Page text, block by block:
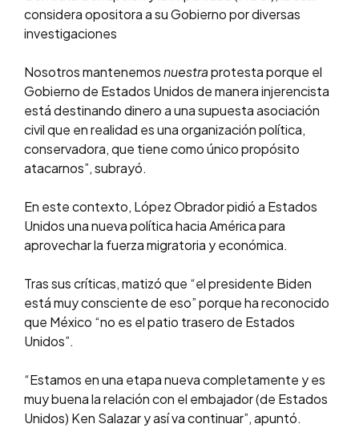
considera opositora a su Gobierno por diversas
investigaciones
Nosotros mantenemosnuestraprotesta porque el
Gobierno de Estados Unidos de manera injerencista
está destinando dinero a una supuesta asociación
civil que en realidad es una organización política,
conservadora, que tiene como único propósito
atacarnos”, subrayó.
En este contexto, López Obrador pidió a Estados
Unidos una nueva política hacia América para
aprovechar la fuerza migratoria y económica.
Tras sus críticas, matizó que “el presidente Biden
está muy consciente de eso” porque ha reconocido
que México “no es el patio trasero de Estados
Unidos”.
“Estamos en una etapa nueva completamente y es
muy buena la relación con el embajador (de Estados
Unidos) Ken Salazar y así va continuar”, apuntó.